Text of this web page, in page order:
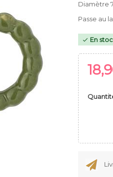
Diamètre
Passe au
 En